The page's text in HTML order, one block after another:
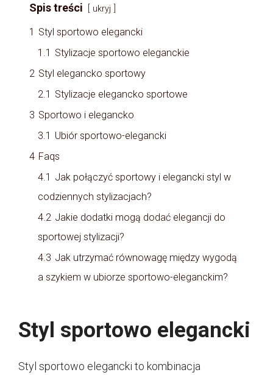
Spis treści ukryj
1 Styl sportowo elegancki
1.1 Stylizacje sportowo eleganckie
2 Styl elegancko sportowy
2.1 Stylizacje elegancko sportowe
3 Sportowo i elegancko
3.1 Ubiór sportowo-elegancki
4 Faqs
4.1 Jak połączyć sportowy i elegancki styl w
codziennych stylizacjach?
4.2 Jakie dodatki mogą dodać elegancji do
sportowej stylizacji?
4.3 Jak utrzymać równowagę między wygodą
a szykiem w ubiorze sportowo-eleganckim?
Styl sportowo elegancki
Styl sportowo elegancki to kombinacja